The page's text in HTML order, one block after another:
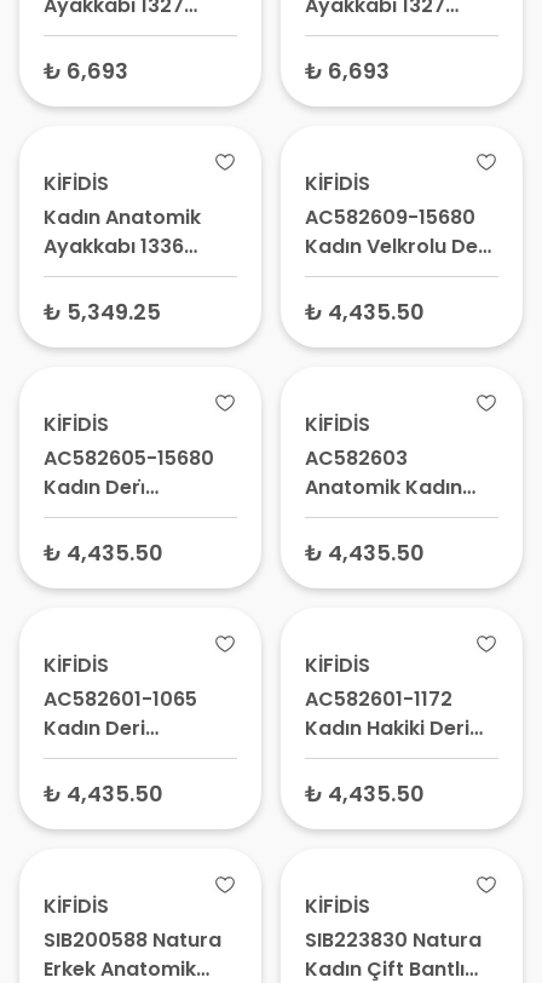
Kahverengi Kroko
– Ortopedik
₺ 6,693
Siyah Nobukar –
Ortopedik Destekli
₺ 6,693
KİFİDİS
Kadın Anatomik
Ayakkabı 1336
Siyah Kroko -
Ortopedik Tabanlı
₺ 5,349.25
KİFİDİS
AC582609-15680
Kadın Velkrolu Deri̇
Ayakkabı Koyu
Vizon - Cırt Cırtlı
₺ 4,435.50
KİFİDİS
AC582605-15680
Kadın Deri̇
Ayakkabı Koyu
Vizon – Anatomik
₺ 4,435.50
KİFİDİS
AC582603
Anatomik Kadın
Deri Ayakkabı 1065
Siyah - Ortopedik
₺ 4,435.50
KİFİDİS
AC582601-1065
Kadın Deri
Ayakkabı Siyah –
Anatomik Günlük
₺ 4,435.50
KİFİDİS
AC582601-1172
Kadın Hakiki Deri
Ayakkabı Koyu
Vizon – Günlük
₺ 4,435.50
KİFİDİS
SIB200588 Natura
Erkek Anatomik
KİFİDİS
SIB223830 Natura
Kadın Çift Bantlı